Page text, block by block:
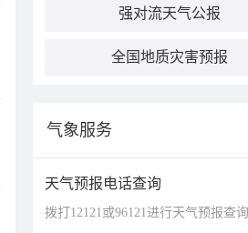
强对流天气公报
全国地质灾害预报
气象服务
天气预报电话查询
拨打12121或96121进行天气预报查询